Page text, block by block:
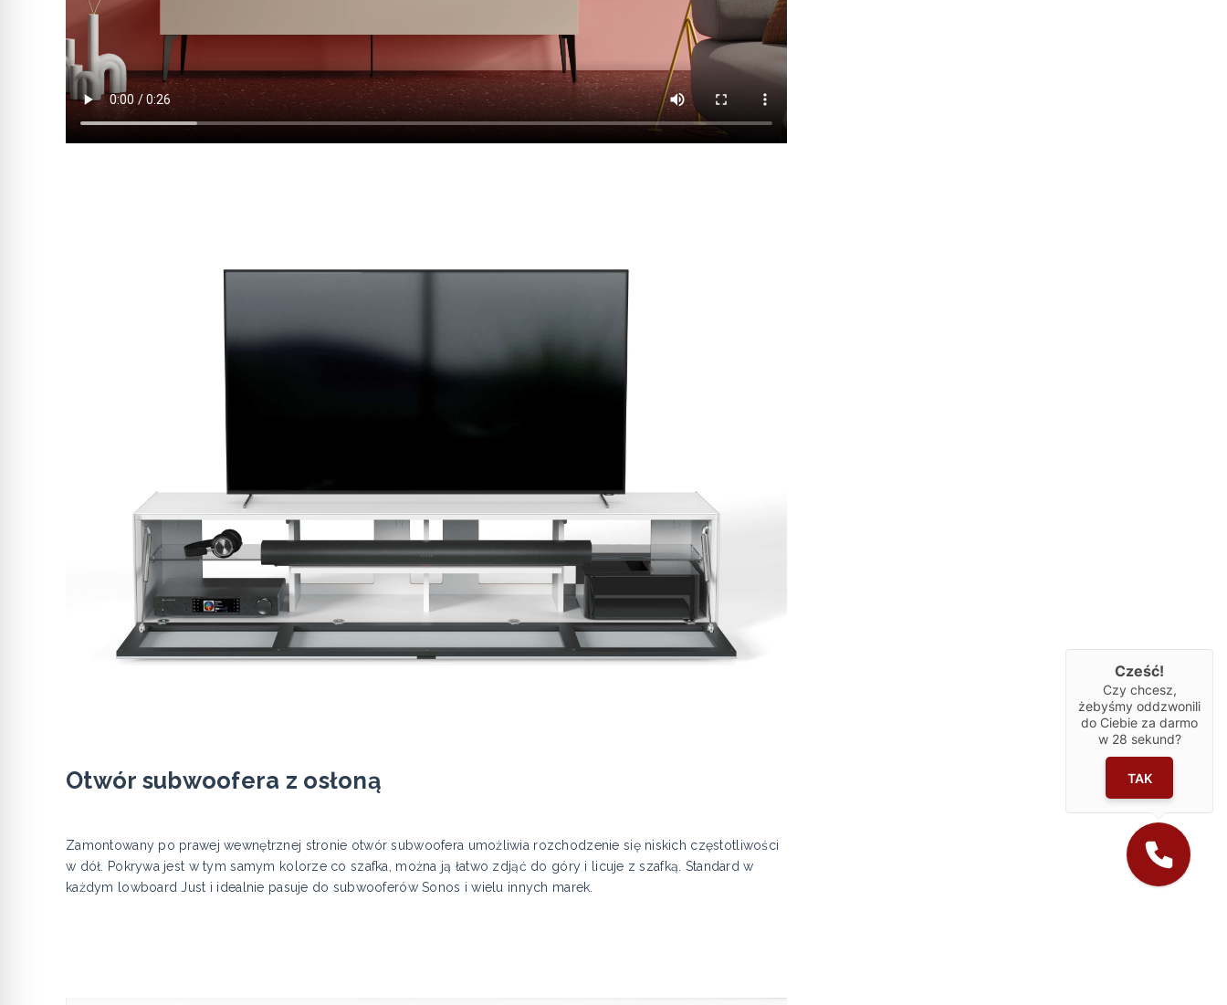
Otwór subwoofera z osłoną
Zamontowany po prawej wewnętrznej stronie otwór subwoofera umożliwia rozchodzenie się niskich częstotliwości
w dół. Pokrywa jest w tym samym kolorze co szafka, można ją łatwo zdjąć do góry i licuje z szafką. Standard w
każdym lowboard Just i idealnie pasuje do subwooferów Sonos i wielu innych marek.
Cześć!
Czy chcesz,
żebyśmy oddzwonili
do Ciebie za darmo
w 28 sekund?
TAK